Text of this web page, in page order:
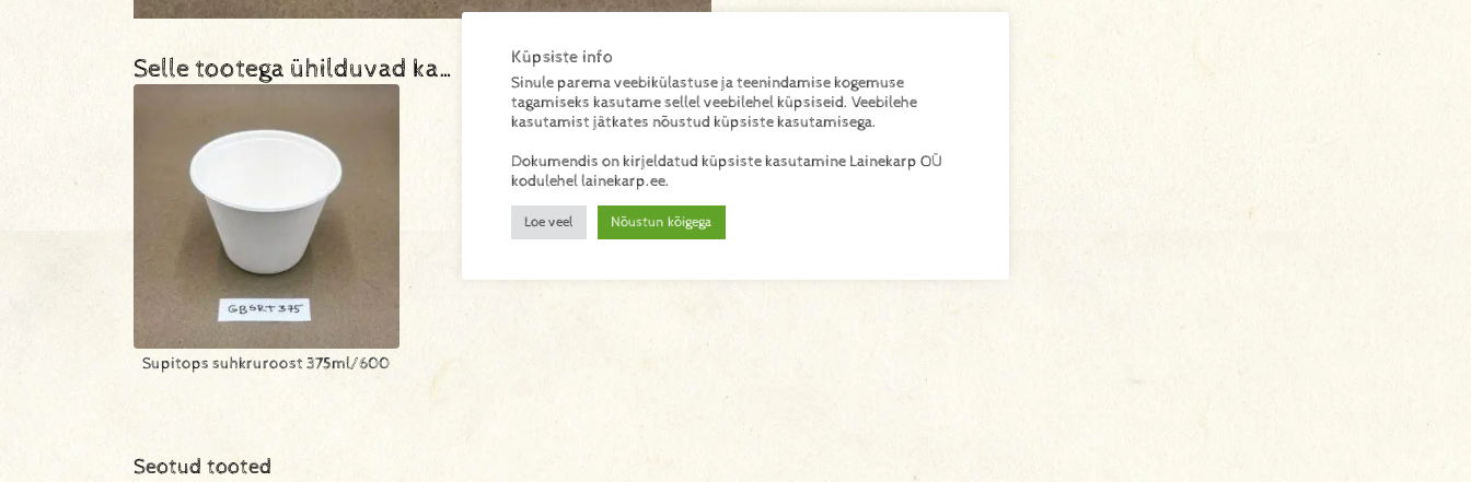
Selle tootega ühilduvad ka…
Supitops suhkruroost 375ml/600
Seotud tooted
Küpsiste info
Sinule parema veebikülastuse ja teenindamise kogemuse
tagamiseks kasutame sellel veebilehel küpsiseid. Veebilehe
kasutamist jätkates nõustud küpsiste kasutamisega.
Dokumendis on kirjeldatud küpsiste kasutamine Lainekarp OÜ
kodulehel lainekarp.ee.
Loe veel Nõustun kõigega